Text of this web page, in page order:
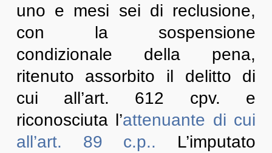
uno e mesi sei di reclusione,
con la sospensione
condizionale della pena,
ritenuto assorbito il delitto di
cui all’art. 612 cpv. e
riconosciuta l’attenuante di cui
all’art. 89 c.p.. L’imputato